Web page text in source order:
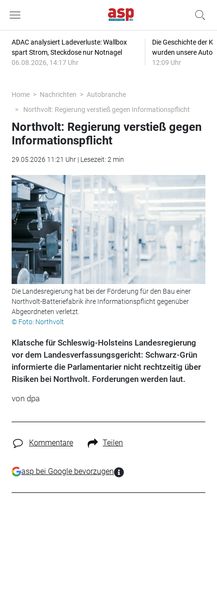
ADAC analysiert Ladeverluste: Wallbox
spart Strom, Steckdose nur Notnagel
06.08.2026, 14:17 Uhr
Die Geschichte der
wurden unsere
12:09 Uhr
Home Nachrichten
Autobranche
Northvolt: Regierung verstieß gegen Informationspflicht
Northvolt: Regierung verstieß gegen
Informationspflicht
29.05.2026 11:21 Uhr | Lesezeit: 2 min
Die Landesregierung hat bei der Förderung für den Bau einer
Northvolt-Batteriefabrik ihre Informationspflicht gegenüber
Abgeordneten verletzt.
© Foto: Northvolt
Klatsche für Schleswig-Holsteins Landesregierung
vor dem Landesverfassungsgericht: Schwarz-Grün
informierte die Parlamentarier nicht rechtzeitig über
Risiken bei Northvolt. Forderungen werden laut.
von dpa
Kommentare Teilen
asp bei Google bevorzugen